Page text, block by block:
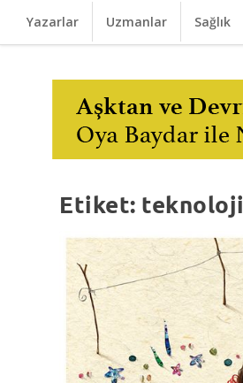
Yazarlar Uzmanlar Sağlık
Etiket: teknoloji